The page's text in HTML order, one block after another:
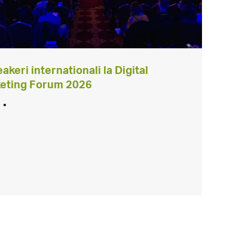
internationali la Digital
Forum 2026